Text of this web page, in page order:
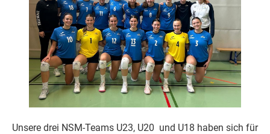
Unsere drei NSM-Teams U23, U20 und U18 haben sich für